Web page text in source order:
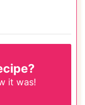
it was!